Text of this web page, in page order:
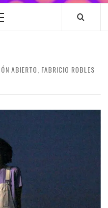
ABIERTO, FABRICIO ROBLES